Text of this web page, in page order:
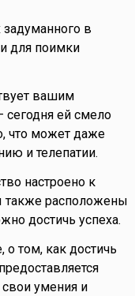
в
для поимки
вашим
сегодня ей смело
что может даже
и телепатии.
настроено к
также расположены
достичь успеха.
том, как достичь
умения и